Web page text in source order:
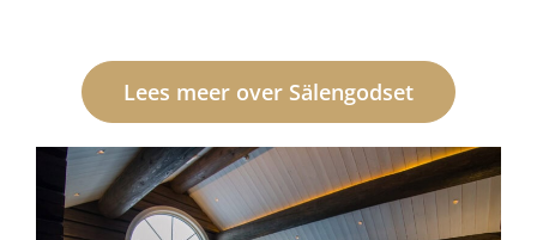
Lees meer over Sälengodset